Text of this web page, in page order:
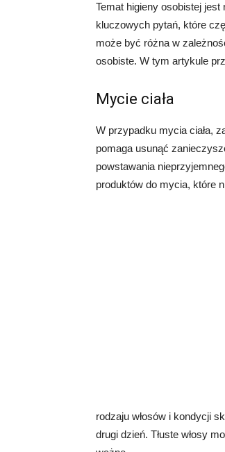
Temat higieny osobistej
kluczowych pytań, które
może być różna w
osobiste. W tym artykule
Mycie ciała
W przypadku mycia ciała,
pomaga usunąć
powstawania
produktów do mycia, które
rodzaju włosów i kondycji
drugi dzień. Tłuste włosy